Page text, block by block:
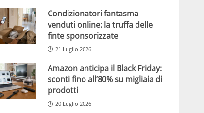
Condizionatori fantasma
venduti online: la truffa delle
finte sponsorizzate
21 Luglio 2026
Amazon anticipa il Black Friday:
sconti fino all’80% su migliaia di
prodotti
20 Luglio 2026